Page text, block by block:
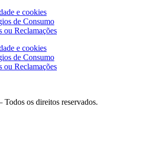
e cookies
de Consumo
ou Reclamações
e cookies
de Consumo
ou Reclamações
Todos os direitos reservados.